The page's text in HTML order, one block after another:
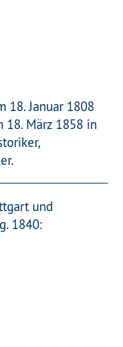
18. Januar 1808
18. März 1858 in
und
1840: